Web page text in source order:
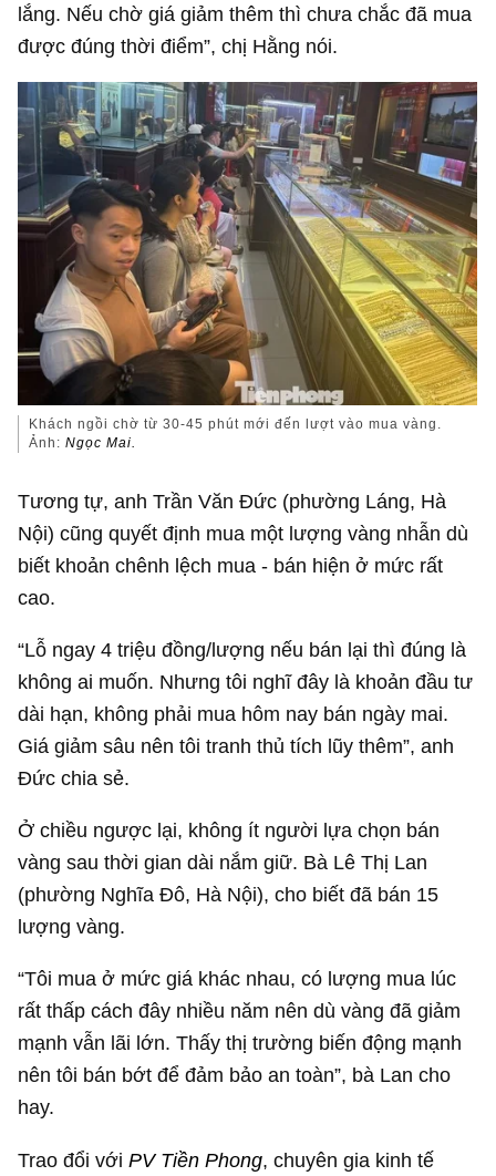
lắng. Nếu chờ giá giảm thêm thì chưa chắc đã mua
được đúng thời điểm”, chị Hằng nói.
Khách ngồi chờ từ 30-45 phút mới đến lượt vào mua vàng.
Ảnh:Ngọc Mai.
Tương tự, anh Trần Văn Đức (phường Láng, Hà
Nội) cũng quyết định mua một lượng vàng nhẫn dù
biết khoản chênh lệch mua - bán hiện ở mức rất
cao.
“Lỗ ngay 4 triệu đồng/lượng nếu bán lại thì đúng là
không ai muốn. Nhưng tôi nghĩ đây là khoản đầu tư
dài hạn, không phải mua hôm nay bán ngày mai.
Giá giảm sâu nên tôi tranh thủ tích lũy thêm”, anh
Đức chia sẻ.
Ở chiều ngược lại, không ít người lựa chọn bán
vàng sau thời gian dài nắm giữ. Bà Lê Thị Lan
(phường Nghĩa Đô, Hà Nội), cho biết đã bán 15
lượng vàng.
“Tôi mua ở mức giá khác nhau, có lượng mua lúc
rất thấp cách đây nhiều năm nên dù vàng đã giảm
mạnh vẫn lãi lớn. Thấy thị trường biến động mạnh
nên tôi bán bớt để đảm bảo an toàn”, bà Lan cho
hay.
Trao đổi vớiPV Tiền Phong, chuyên gia kinh tế